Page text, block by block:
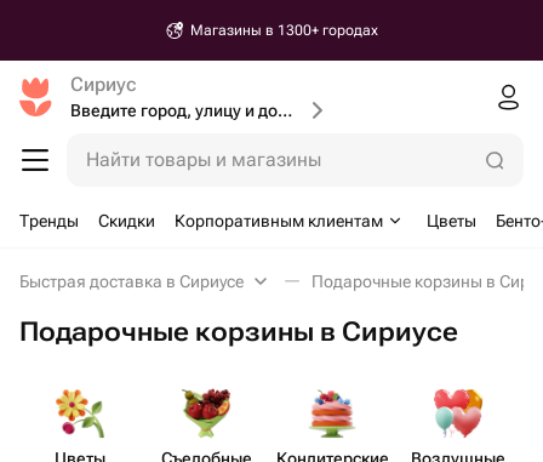
Магазины в 1300+ городах
Сириус
Введите город, улицу и дом доставки
Найти товары и магазины
Тренды Скидки Корпоративным клиентам Цветы
Быстрая доставка в Сириусе Подарочные корзины в
Подарочные корзины в Сириусе